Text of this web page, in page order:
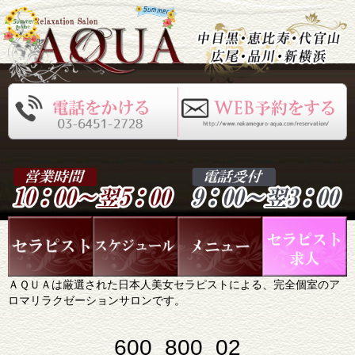
ＡＱＵＡは厳選された日本人美女セラピストによる、完全個室のア
ロマリラクゼーションサロンです。
600_800_02